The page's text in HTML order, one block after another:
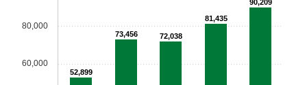
60,000
80,000
52,899
73,456 72,038
81,435
90,209